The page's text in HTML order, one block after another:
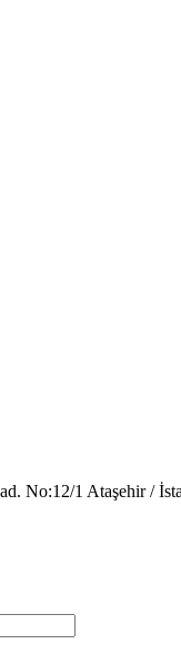
No:12/1 Ataşehir /